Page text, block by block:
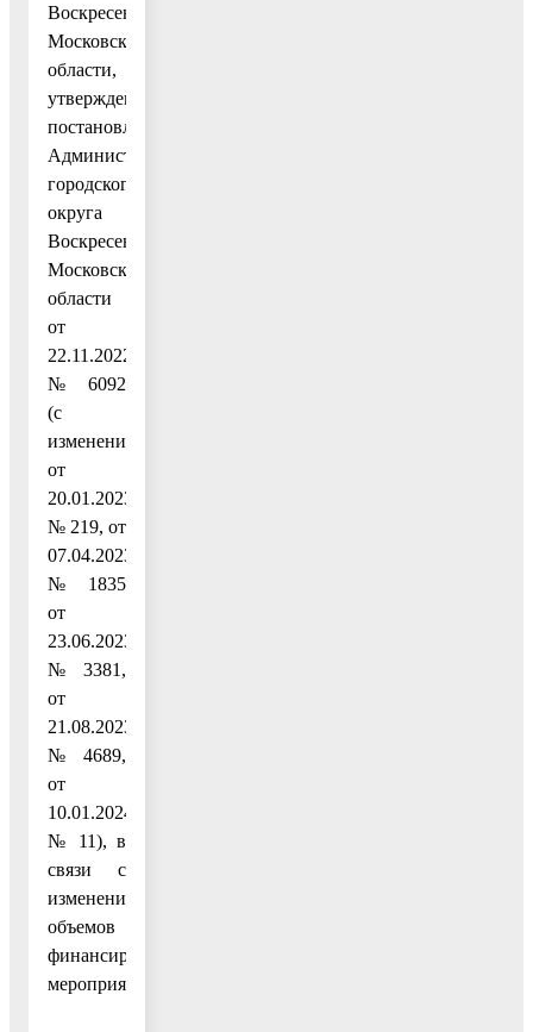
Воскресенск
Московской
области,
утвержденным
постановлением
Администрации
городского
округа
Воскресенск
Московской
области
от
22.11.2022
№ 6092
(с
изменениями
от
20.01.2023
№ 219, от
07.04.2023
№ 1835
от
23.06.2023
№ 3381,
от
21.08.2023
№ 4689,
от
10.01.2024
№ 11), в
связи с
изменением
объемов
финансирования
мероприятий